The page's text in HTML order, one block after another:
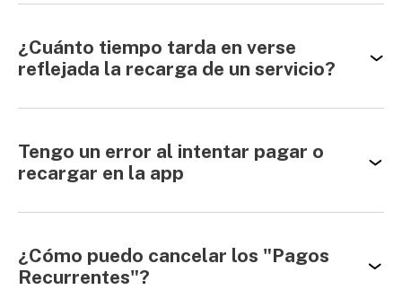
¿Cuánto tiempo tarda en verse
reflejada la recarga de un servicio?
Tengo un error al intentar pagar o
recargar en la app
¿Cómo puedo cancelar los "Pagos
Recurrentes"?